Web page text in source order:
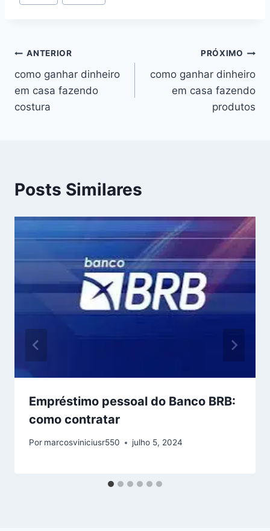
Navegação
de
Post
ANTERIOR
como ganhar dinheiro
em casa fazendo
costura
PRÓXIMO
como ganhar dinheiro
em casa fazendo
produtos
Posts Similares
Empréstimo pessoal do Banco BRB:
como contratar
Por marcosviniciusr550 julho 5, 2024